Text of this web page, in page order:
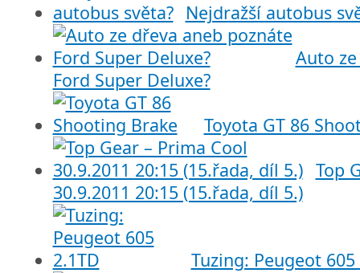
Nejdražší autobus
Auto
Ford Super Deluxe?
Toyota GT 86
Top
30.9.2011 20:15 (15.řada, díl 5.)
Tuzing: Peugeot 605